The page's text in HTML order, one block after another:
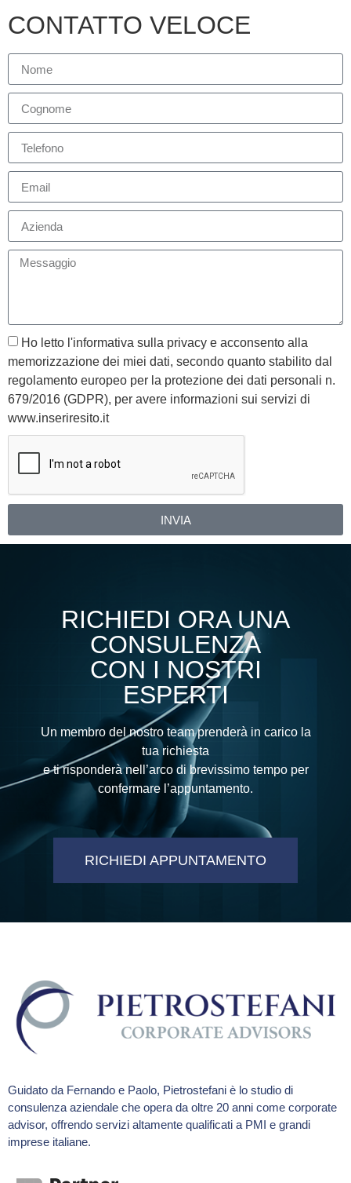
CONTATTO VELOCE
Ho letto l'informativa sulla privacy e acconsento alla
memorizzazione dei miei dati, secondo quanto stabilito dal
regolamento europeo per la protezione dei dati personali n.
679/2016 (GDPR), per avere informazioni sui servizi di
www.inseriresito.it
INVIA
Alternative:
RICHIEDI ORA UNA
CONSULENZA
CON I NOSTRI
ESPERTI
Un membro del nostro team prenderà in carico la
tua richiesta
e ti risponderà nell’arco di brevissimo tempo per
confermare l’appuntamento.
RICHIEDI APPUNTAMENTO
Guidato da Fernando e Paolo, Pietrostefani è lo studio di
consulenza aziendale che opera da oltre 20 anni come corporate
advisor, offrendo servizi altamente qualificati a PMI e grandi
imprese italiane.